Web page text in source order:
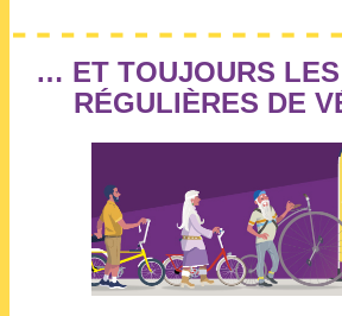
… ET TOUJOURS
RÉGULIÈRES DE